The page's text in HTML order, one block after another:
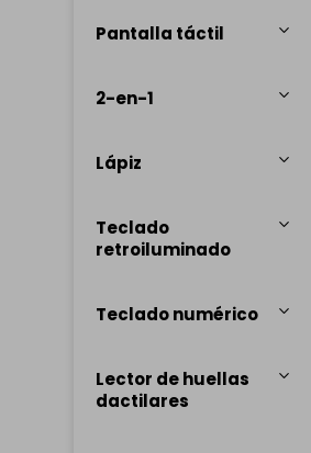
Pantalla táctil
2-en-1
Lápiz
Teclado
retroiluminado
Teclado numérico
Lector de huellas
dactilares